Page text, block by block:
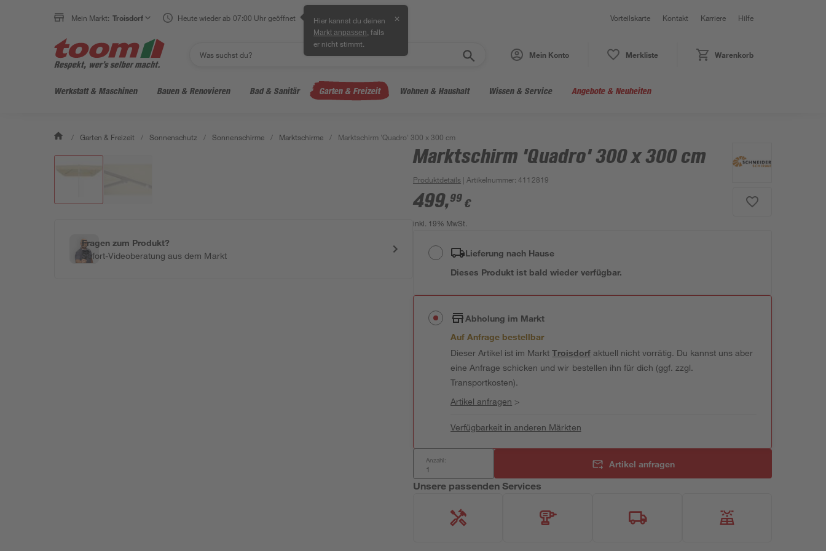
Mein Markt: Troisdorf Heute wieder ab 07:00 Uhr geöffnet Hier kannst du deinen
Markt anpassen , falls
er nicht stimmt.
✕ Vorteilskarte Kontakt Karriere Hilfe
Mein Konto Merkliste Warenkorb
Werkstatt & Maschinen Bauen & Renovieren Bad & Sanitär Garten & Freizeit Wohnen & Haushalt Wissen & Service Angebote & Neuheiten
/ Garten & Freizeit / Sonnenschutz / Sonnenschirme / Marktschirme / Marktschirm 'Quadro' 300 x 300 cm
Fragen zum Produkt?
Sofort-Videoberatung aus dem Markt
Marktschirm 'Quadro' 300 x 300 cm
Produktdetails | Artikelnummer:4112819
499,99 €
inkl. 19% MwSt.
Lieferung nach Hause
Dieses Produkt ist bald wieder verfügbar.
Abholung im Markt
Auf Anfrage bestellbar
Dieser Artikel ist im MarktTroisdorfaktuell nicht vorrätig. Du kannst uns aber
eine Anfrage schicken und wir bestellen ihn für dich (ggf. zzgl.
Transportkosten).
Artikel anfragen >
Verfügbarkeit in anderen Märkten
Anzahl: Artikel anfragen
Unsere passenden Services